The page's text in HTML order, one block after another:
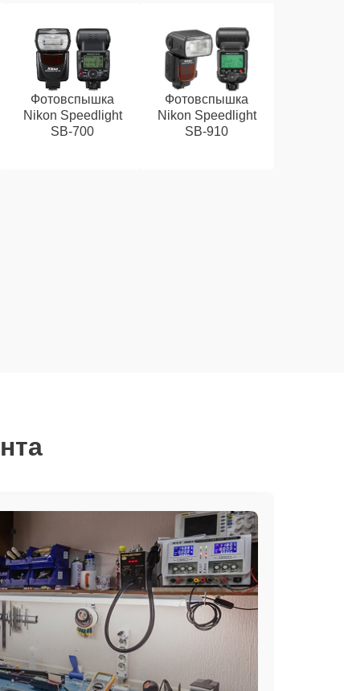
Фотовспышка
Nikon Speedlight
SB-700
Фотовспышка
Nikon Speedlight
SB-910